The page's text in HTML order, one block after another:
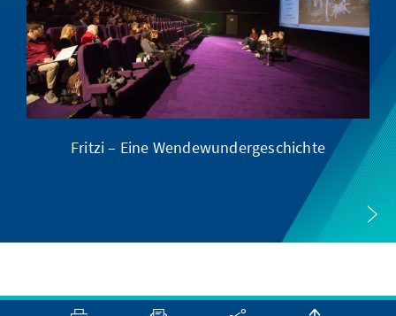
Fritzi – Eine Wendewundergeschichte